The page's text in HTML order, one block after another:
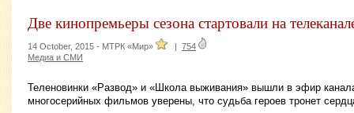
Две кинопремьеры сезона стартовали на
14 October, 2015 - МТРК «Мир» | 754
Медиа и СМИ
Теленовинки «Развод» и «Школа выживания» вышли в эфир
многосерийных фильмов уверены, что судьба героев тронет